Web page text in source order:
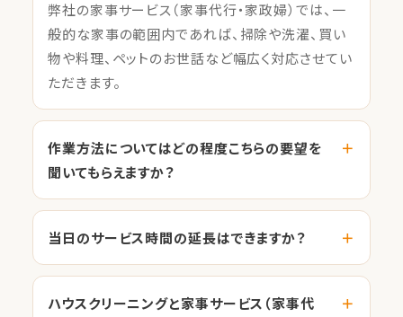
弊社の家事サービス（家事代行・家政婦）では、一
般的な家事の範囲内であれば、掃除や洗濯、買い
物や料理、ペットのお世話など幅広く対応させてい
ただきます。
作業方法についてはどの程度こちらの要望を
聞いてもらえますか？
当日のサービス時間の延長はできますか？
ハウスクリーニングと家事サービス（家事代